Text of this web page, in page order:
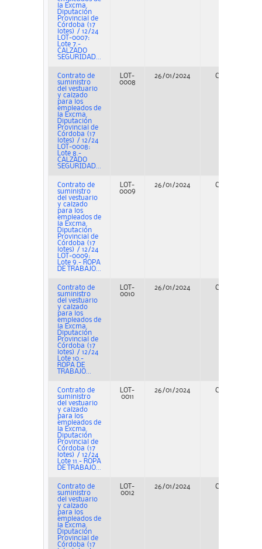
la Excma.
Diputación
Provincial de
Córdoba (17
lotes) / 12/24
LOT-0007:
Lote 7.-
CALZADO
SEGURIDAD...
Contrato de
suministro
del vestuario
y calzado
para los
empleados de
la Excma.
Diputación
Provincial de
Córdoba (17
lotes) / 12/24
LOT-0008:
Lote 8.-
CALZADO
SEGURIDAD...
LOT-
0008
26/01/2024 Concurso
Contrato de
suministro
del vestuario
y calzado
para los
empleados de
la Excma.
Diputación
Provincial de
Córdoba (17
lotes) / 12/24
LOT-0009:
Lote 9.- ROPA
DE TRABAJO...
LOT-
0009
26/01/2024 Concurso
Contrato de
suministro
del vestuario
y calzado
para los
empleados de
la Excma.
Diputación
Provincial de
Córdoba (17
lotes) / 12/24
Lote 10.-
ROPA DE
TRABAJO...
LOT-
0010
26/01/2024 Concurso
Contrato de
suministro
del vestuario
y calzado
para los
empleados de
la Excma.
Diputación
Provincial de
Córdoba (17
lotes) / 12/24
Lote 11.- ROPA
DE TRABAJO...
LOT-
0011
26/01/2024 Concurso
Contrato de
suministro
del vestuario
y calzado
para los
empleados de
la Excma.
Diputación
Provincial de
Córdoba (17
LOT-
0012
26/01/2024 Concurso